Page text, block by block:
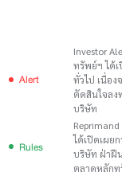
Alert
Investor
ทรัพย์ฯ ได้
ทั่วไป เนื่อ
ตัดสินใจลง
บริษัท
Rules
ได้เปิดเผย
บริษัท ฝ่าฝื
ตลาดหลัก